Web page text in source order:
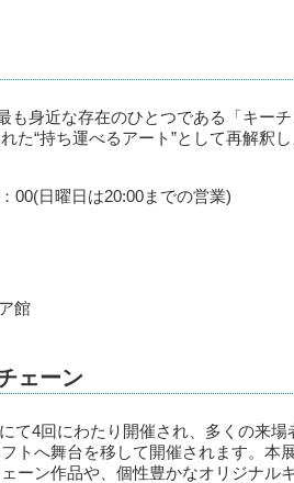
も身近な存在のひとつである「キーチ
た“持ち運べるアート”として再解釈
00(日曜日は20:00までの営業)
館
ェーン
て4回にわたり開催され、多くの来場
トへ舞台を移して開催されます。本
ーン作品や、個性豊かなオリジナル